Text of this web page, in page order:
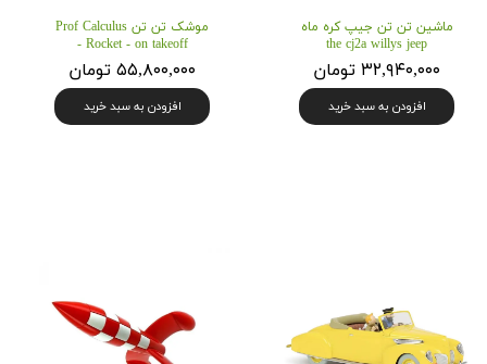
ماشین تن تن جیپ کره ماه
the cj2a willys jeep
۳۲,۹۴۰,۰۰۰ تومان
افزودن به سبد خرید
موشک تن تن Prof Calculus
- Rocket - on takeoff
۵۵,۸۰۰,۰۰۰ تومان
افزودن به سبد خرید